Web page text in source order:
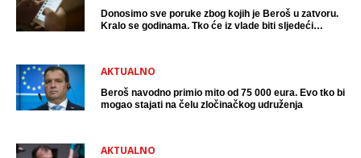
Donosimo sve poruke zbog kojih je Beroš u zatvoru.
Kralo se godinama. Tko će iz vlade biti sljedeći
AKTUALNO
Beroš navodno primio mito od 75 000 eura. Evo tko bi
mogao stajati na čelu zločinačkog udruženja
AKTUALNO